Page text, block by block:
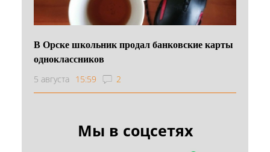
В Орске школьник продал банковские карты
одноклассников
5 августа 15:59 2
Мы в соцсетях